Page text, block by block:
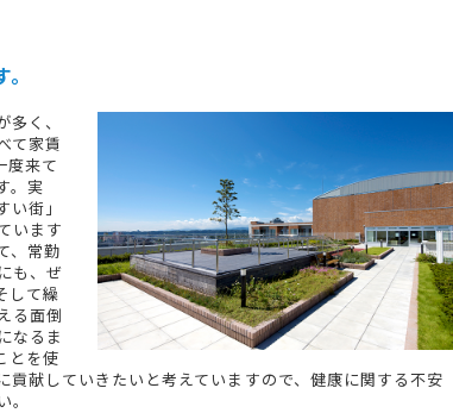
く、
て家賃
度来て
。実
街」
います
、常勤
も、ぜ
して繰
る面倒
なるま
とを使
献していきたいと考えていますので、健康に関する不安